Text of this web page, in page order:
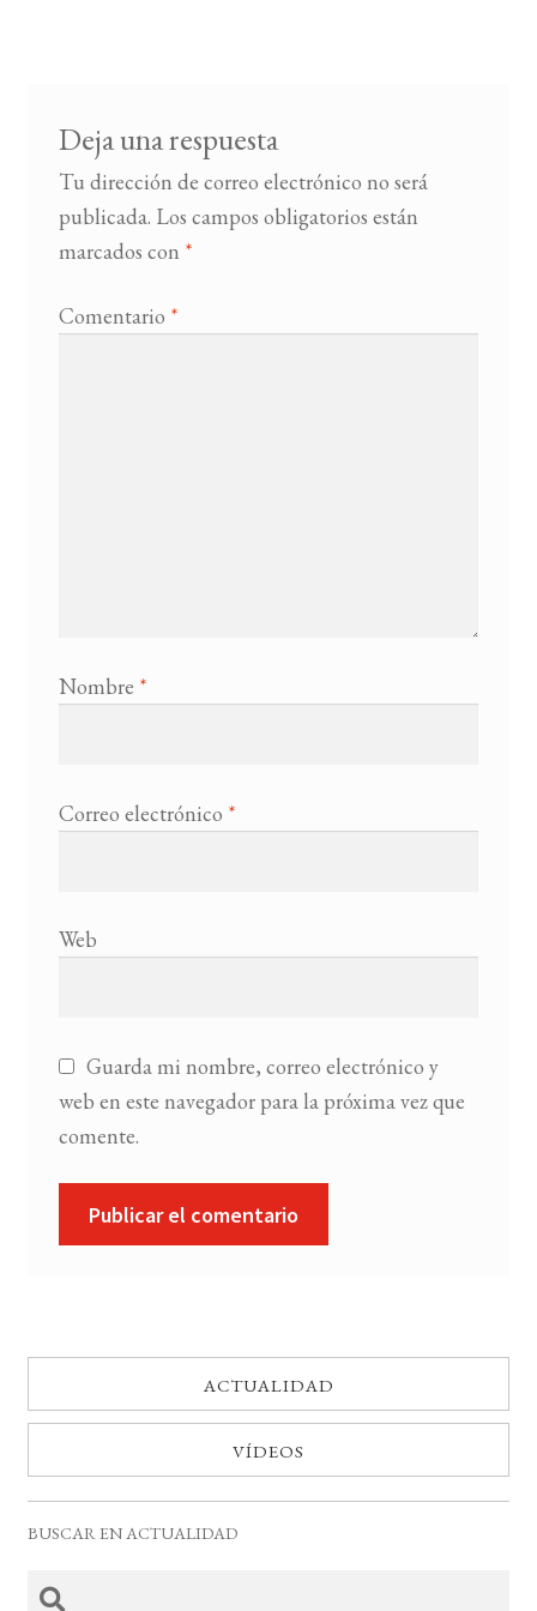
Deja una respuesta
Tu dirección de correo electrónico no será
publicada. Los campos obligatorios están
marcados con *
Comentario *
Nombre *
Correo electrónico *
Web
Guarda mi nombre, correo electrónico y
web en este navegador para la próxima vez que
comente.
ACTUALIDAD
VÍDEOS
BUSCAR EN ACTUALIDAD